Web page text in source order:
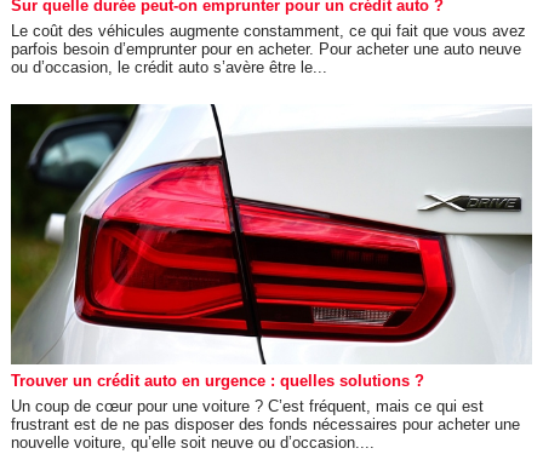
Sur quelle durée peut-on emprunter pour un crédit auto ?
Le coût des véhicules augmente constamment, ce qui fait que vous avez
parfois besoin d’emprunter pour en acheter. Pour acheter une auto neuve
ou d’occasion, le crédit auto s’avère être le...
Trouver un crédit auto en urgence : quelles solutions ?
Un coup de cœur pour une voiture ? C’est fréquent, mais ce qui est
frustrant est de ne pas disposer des fonds nécessaires pour acheter une
nouvelle voiture, qu’elle soit neuve ou d’occasion....